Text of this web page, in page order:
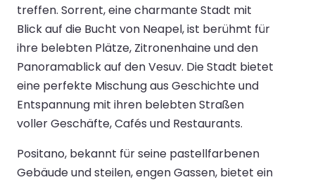
treffen. Sorrent, eine charmante Stadt mit
Blick auf die Bucht von Neapel, ist berühmt für
ihre belebten Plätze, Zitronenhaine und den
Panoramablick auf den Vesuv. Die Stadt bietet
eine perfekte Mischung aus Geschichte und
Entspannung mit ihren belebten Straßen
voller Geschäfte, Cafés und Restaurants.
Positano, bekannt für seine pastellfarbenen
Gebäude und steilen, engen Gassen, bietet ein